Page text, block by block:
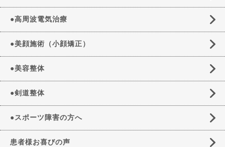
●高周波電気治療
●美顔施術（小顔矯正）
●美容整体
●剣道整体
●スポーツ障害の方へ
患者様お喜びの声